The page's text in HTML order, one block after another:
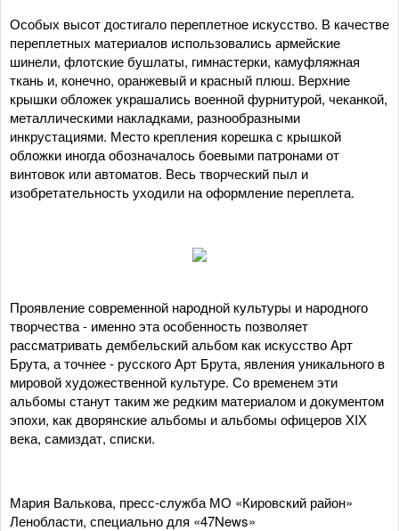
Особых высот достигало переплетное искусство. В качестве
переплетных материалов использовались армейские
шинели, флотские бушлаты, гимнастерки, камуфляжная
ткань и, конечно, оранжевый и красный плюш. Верхние
крышки обложек украшались военной фурнитурой, чеканкой,
металлическими накладками, разнообразными
инкрустациями. Место крепления корешка с крышкой
обложки иногда обозначалось боевыми патронами от
винтовок или автоматов. Весь творческий пыл и
изобретательность уходили на оформление переплета.
Проявление современной народной культуры и народного
творчества - именно эта особенность позволяет
рассматривать дембельский альбом как искусство Арт
Брута, а точнее - русского Арт Брута, явления уникального в
мировой художественной культуре. Со временем эти
альбомы станут таким же редким материалом и документом
эпохи, как дворянские альбомы и альбомы офицеров ХIХ
века, самиздат, списки.
Мария Валькова, пресс-служба МО «Кировский район»
Ленобласти, специально для «47News»